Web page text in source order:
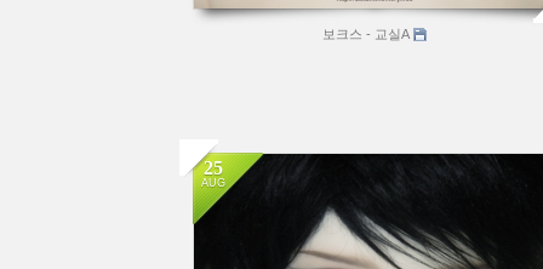
보크스 - 교실A
25
AUG